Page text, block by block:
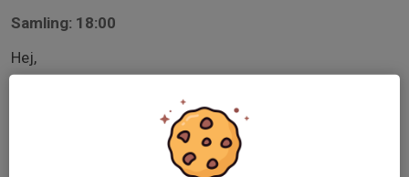
Samling: 18:00
Hej,
Vi tänkte ha ett föräldramöte där vi ledare går igenom
lite information och tankar inför fotbollssäsongen.
Vi ses i konferensrummet i klubbstugan.